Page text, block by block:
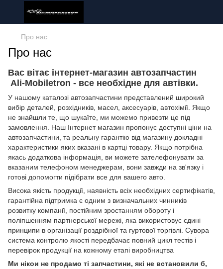
Про нас
Про нас
Вас вітає інтернет-магазин автозапчастин
Ali-Mobiletron - все необхідне для автівки.
У нашому каталозі автозапчастини представлений широкий
вибір деталей, розхідників, масел, аксесуарів, автохімії. Якщо
не знайшли те, що шукаїте, ми можемо привезти це під
замовлення. Наш Інтернет магазин пропонує доступні ціни на
автозапчастини, та реальну гарантію від магазину докладні
характеристики яких вказані в картці товару. Якщо потрібна
якась додаткова інформація, ви можете зателефонувати за
вказаним телефоном менеджерам, вони завжди на зв'язку і
готові допомогти підібрати все для вашего авто.
Висока якість продукції, наявність всіх необхідних сертифікатів,
гарантійна підтримка є одним з визначальних чинників
розвитку компанії, постійним зростанням обороту і
поліпшенням партнерської мережі, яка використовує єдині
принципи в організації роздрібної та гуртової торгівлі. Сувора
система контролю якості передбачає повний цикл тестів і
перевірок продукції на кожному етапі виробництва
Ми нікои не продамо ті запчастини, які не встановили б,